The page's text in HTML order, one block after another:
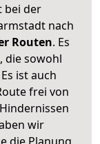
bei der
nach
Routen. Es
die sowohl
ist auch
frei von
wir